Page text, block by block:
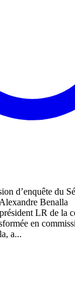
LR de la
en
a...